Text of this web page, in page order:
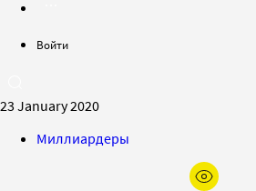
Войти
23 January 2020
Миллиардеры